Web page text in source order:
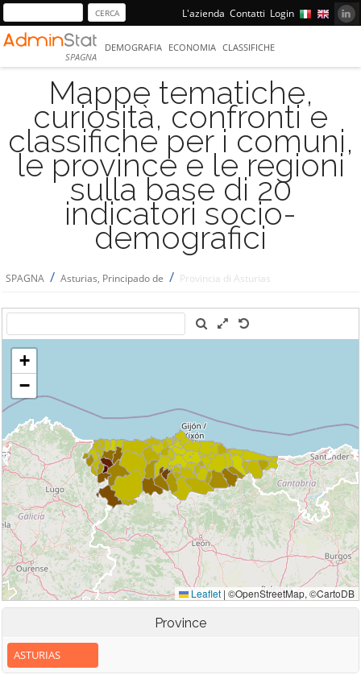
L'azienda Contatti Login
SPAGNA
DEMOGRAFIA ECONOMIA CLASSIFICHE
Mappe tematiche,
curiosità, confronti e
classifiche per i comuni,
le province e le regioni
sulla base di 20
indicatori socio-
demografici
SPAGNA / Asturias, Principado de / Provincia di Asturias
Province
ASTURIAS